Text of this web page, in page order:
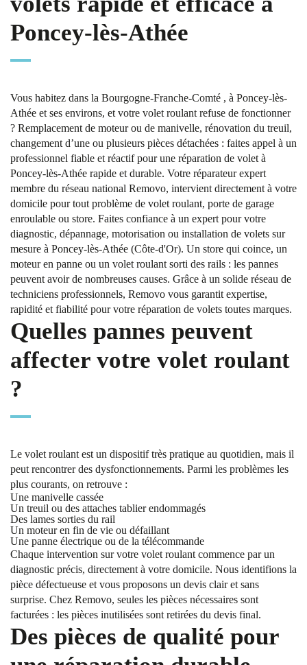
Poncey-lès-Athée
Vous habitez dans la Bourgogne-Franche-Comté , à Poncey-lès-
Athée et ses environs, et votre volet roulant refuse de fonctionner
? Remplacement de moteur ou de manivelle, rénovation du treuil,
changement d’une ou plusieurs pièces détachées : faites appel à un
professionnel fiable et réactif pour une réparation de volet à
Poncey-lès-Athée rapide et durable. Votre réparateur expert
membre du réseau national Removo, intervient directement à votre
domicile pour tout problème de volet roulant, porte de garage
enroulable ou store. Faites confiance à un expert pour votre
diagnostic, dépannage, motorisation ou installation de volets sur
mesure à Poncey-lès-Athée (Côte-d'Or). Un store qui coince, un
moteur en panne ou un volet roulant sorti des rails : les pannes
peuvent avoir de nombreuses causes. Grâce à un solide réseau de
techniciens professionnels, Removo vous garantit expertise,
rapidité et fiabilité pour votre réparation de volets toutes marques.
Quelles pannes peuvent
affecter votre volet roulant
?
Le volet roulant est un dispositif très pratique au quotidien, mais il
peut rencontrer des dysfonctionnements. Parmi les problèmes les
plus courants, on retrouve :
Une manivelle cassée
Un treuil ou des attaches tablier endommagés
Des lames sorties du rail
Un moteur en fin de vie ou défaillant
Une panne électrique ou de la télécommande
Chaque intervention sur votre volet roulant commence par un
diagnostic précis, directement à votre domicile. Nous identifions la
pièce défectueuse et vous proposons un devis clair et sans
surprise. Chez Removo, seules les pièces nécessaires sont
facturées : les pièces inutilisées sont retirées du devis final.
Des pièces de qualité pour